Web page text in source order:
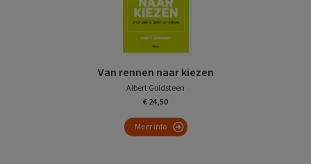
Van rennen naar kiezen
Albert Goldsteen
€ 24,50
Meer info